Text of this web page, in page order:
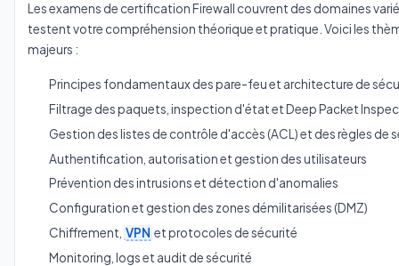
Les examens de certification Firewall couvrent des domaines
testent votre compréhension théorique et pratique. Voici les
majeurs :
Principes fondamentaux des pare-feu et architecture de
Filtrage des paquets, inspection d'état et Deep Packet
Gestion des listes de contrôle d'accès (ACL) et des règles de
Authentification, autorisation et gestion des utilisateurs
Prévention des intrusions et détection d'anomalies
Configuration et gestion des zones démilitarisées (DMZ)
Chiffrement, VPN et protocoles de sécurité
Monitoring, logs et audit de sécurité